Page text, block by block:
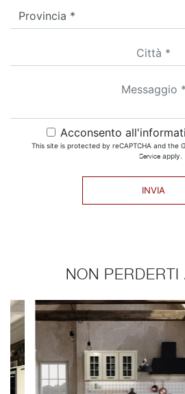
Acconsento
This site is protected by reCAPTCHA and the
Serviceapply.
INVIA
NON PERDERTI